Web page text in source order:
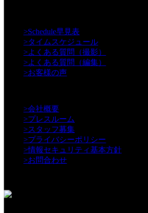
>Schedule早見表
>タイムスケジュール
>よくある質問（撮影）
>よくある質問（編集）
>お客様の声
>会社概要
>プレスルーム
>スタッフ募集
>プライバシーポリシー
>情報セキュリティ基本方針
>お問合わせ